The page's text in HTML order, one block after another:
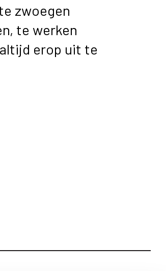
zwoegen
te werken
erop uit te